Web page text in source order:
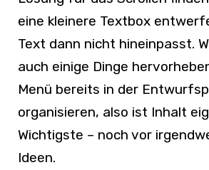
eine kleinere Textbox
Text dann nicht hineinpasst.
auch einige Dinge
Menü bereits in der
organisieren, also ist Inhalt
Wichtigste – noch vor
Ideen.